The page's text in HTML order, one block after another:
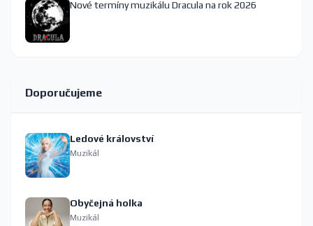
Nové termíny muzikálu Dracula na rok 2026
Doporučujeme
Ledové království
Muzikál
Obyčejná holka
Muzikál